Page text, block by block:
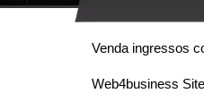
Venda ingressos
Web4business